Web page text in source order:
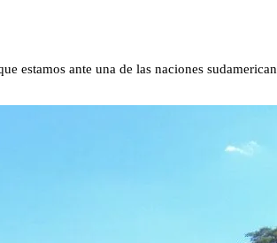
estamos ante una de las naciones